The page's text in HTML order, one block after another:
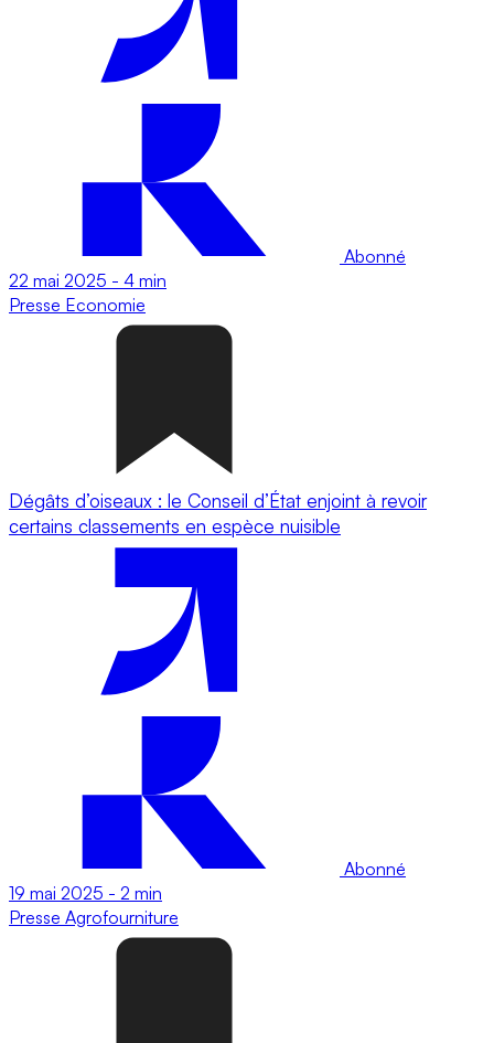
Abonné
22 mai 2025 - 4 min
Presse Economie
Dégâts d’oiseaux : le Conseil d’État enjoint à revoir
certains classements en espèce nuisible
Abonné
19 mai 2025 - 2 min
Presse Agrofourniture